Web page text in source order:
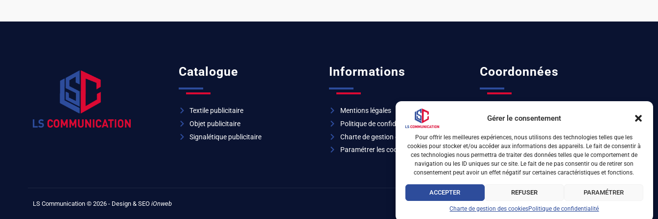
Gérer le consentement
Pour offrir les meilleures expériences, nous utilisons des technologies telles que les
cookies pour stocker et/ou accéder aux informations des appareils. Le fait de consentir à
ces technologies nous permettra de traiter des données telles que le comportement de
navigation ou les ID uniques sur ce site. Le fait de ne pas consentir ou de retirer son
consentement peut avoir un effet négatif sur certaines caractéristiques et fonctions.
ACCEPTER REFUSER PARAMÉTRER
Charte de gestion des cookiesPolitique de confidentialité
Catalogue
Textile publicitaire
Objet publicitaire
Signalétique publicitaire
Informations
Mentions légales
Politique de confidentialité
Charte de gestion des cookies
Paramétrer les cookies
Coordonnées
04 72 32 27 07
6 rue d’Arsonval 69680 Chassieu
LS Communication © 2026 - Design & SEO iOnweb